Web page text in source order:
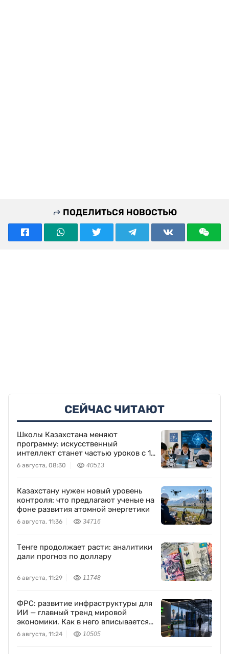
ПОДЕЛИТЬСЯ НОВОСТЬЮ
СЕЙЧАС ЧИТАЮТ
Школы Казахстана меняют
программу: искусственный
интеллект станет частью уроков с 1
класса
6 августа, 08:30 40513
Казахстану нужен новый уровень
контроля: что предлагают ученые на
фоне развития атомной энергетики
6 августа, 11:36 34716
Тенге продолжает расти: аналитики
дали прогноз по доллару
6 августа, 11:29 11748
ФРС: развитие инфраструктуры для
ИИ — главный тренд мировой
экономики. Как в него вписывается
Freedom Holding Corp.
6 августа, 11:24 10505